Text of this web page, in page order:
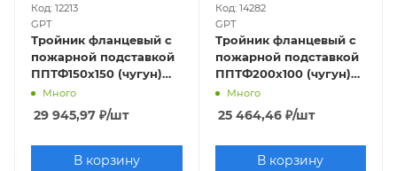
Код: 12213
GPT
Тройник фланцевый с
пожарной подставкой
ППТФ150х150 (чугун)
Ру10/16
Много
29 945,97 ₽/шт
В корзину
Код: 14282
GPT
Тройник фланцевый с
пожарной подставкой
ППТФ200х100 (чугун)
Ру10Много
25 464,46₽/шт
В корзину